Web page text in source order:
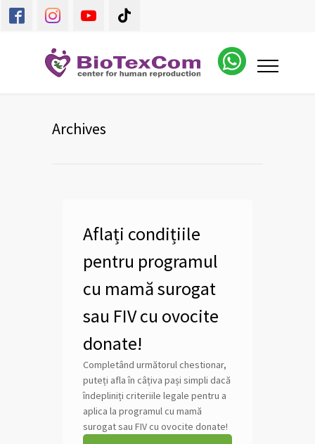
Archives
Aflați condițiile
pentru programul
cu mamă surogat
sau FIV cu ovocite
donate!
Completând următorul chestionar,
puteți afla în câțiva pași simpli dacă
îndepliniți criteriile legale pentru a
aplica la programul cu mamă
surogat sau FIV cu ovocite donate!